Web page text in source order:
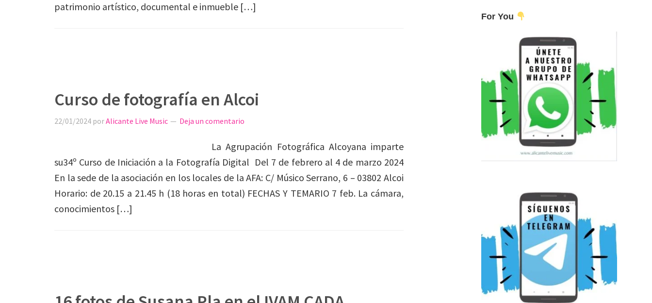
patrimonio artístico, documental e inmueble […]
Curso de fotografía en Alcoi
22/01/2024 porAlicante Live Music Deja un comentario
La Agrupación Fotográfica Alcoyana imparte
su34º Curso de Iniciación a la Fotografía Digital Del 7 de febrero al 4 de marzo 2024
En la sede de la asociación en los locales de la AFA: C/ Músico Serrano, 6 – 03802 Alcoi
Horario: de 20.15 a 21.45 h (18 horas en total) FECHAS Y TEMARIO 7 feb. La cámara,
conocimientos […]
For You